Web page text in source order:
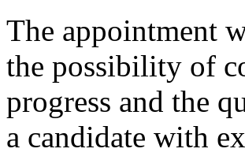
The appointment
the possibility of
progress and the
a candidate with